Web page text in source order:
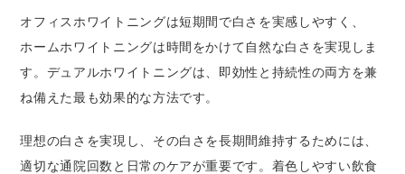
オフィスホワイトニングは短期間で白さを実感しやすく、
ホームホワイトニングは時間をかけて自然な白さを実現しま
す。デュアルホワイトニングは、即効性と持続性の両方を兼
ね備えた最も効果的な方法です。
理想の白さを実現し、その白さを長期間維持するためには、
適切な通院回数と日常のケアが重要です。着色しやすい飲食